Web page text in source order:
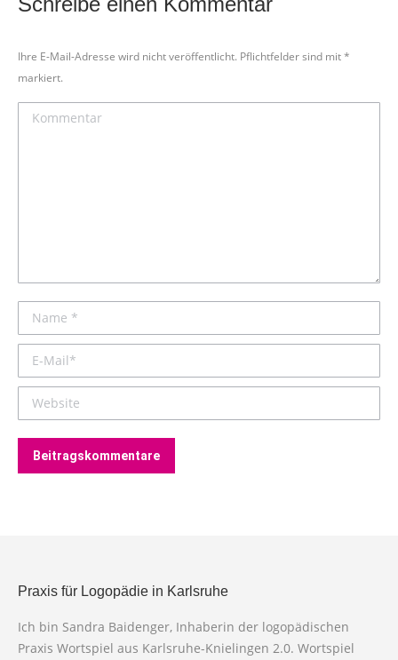
Ihre E-Mail-Adresse wird nicht veröffentlicht. Pflichtfelder sind mit*
markiert.
Kommentar
Name *
E-Mail *
Website
Beitragskommentare
Praxis für Logopädie in Karlsruhe
Ich bin Sandra Baidenger, Inhaberin der logopädischen
Praxis Wortspiel aus Karlsruhe-Knielingen 2.0. Wortspiel